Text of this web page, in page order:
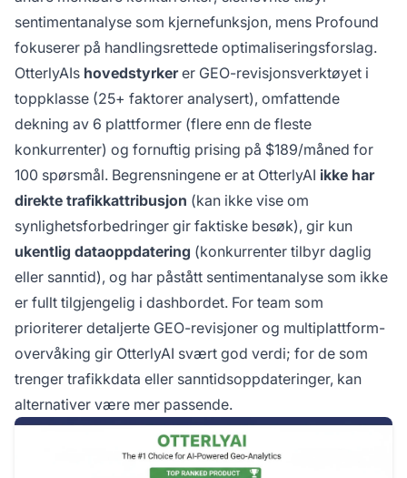
sentimentanalyse som kjernefunksjon, mens Profound
fokuserer på handlingsrettede optimaliseringsforslag.
OtterlyAIs hovedstyrkerer GEO-revisjonsverktøyet i
toppklasse (25+ faktorer analysert), omfattende
dekning av 6 plattformer (flere enn de fleste
konkurrenter) og fornuftig prising på $189/måned for
100 spørsmål. Begrensningene er at OtterlyAI ikke har
direkte trafikkattribusjon (kan ikke vise om
synlighetsforbedringer gir faktiske besøk), gir kun
ukentlig dataoppdatering (konkurrenter tilbyr daglig
eller sanntid), og har påstått sentimentanalyse som ikke
er fullt tilgjengelig i dashbordet. For team som
prioriterer detaljerte GEO-revisjoner og multiplattform-
overvåking gir OtterlyAI svært god verdi; for de som
trenger trafikkdata eller sanntidsoppdateringer, kan
alternativer være mer passende.